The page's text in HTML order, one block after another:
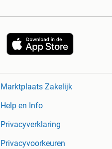
Marktplaats Zakelijk
Help en Info
Privacyverklaring
Privacyvoorkeuren